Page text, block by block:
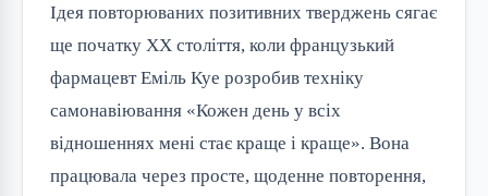
Ідея повторюваних позитивних тверджень сягає
ще початку XX століття, коли французький
фармацевт Еміль Куе розробив техніку
самонавіювання «Кожен день у всіх
відношеннях мені стає краще і краще». Вона
працювала через просте, щоденне повторення,